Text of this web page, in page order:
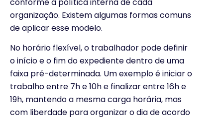
organização. Existem algumas formas comuns
de aplicar esse modelo.
No horário flexível, o trabalhador pode definir
o início e o fim do expediente dentro de uma
faixa pré-determinada. Um exemplo é iniciar o
trabalho entre 7h e 10h e finalizar entre 16h e
19h, mantendo a mesma carga horária, mas
com liberdade para organizar o dia de acordo